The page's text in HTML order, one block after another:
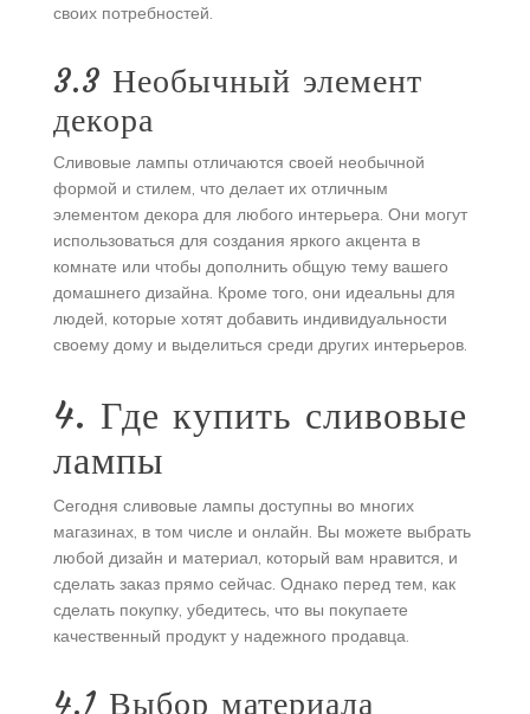
своих потребностей.
3.3 Необычный элемент
декора
Сливовые лампы отличаются своей необычной
формой и стилем, что делает их отличным
элементом декора для любого интерьера. Они могут
использоваться для создания яркого акцента в
комнате или чтобы дополнить общую тему вашего
домашнего дизайна. Кроме того, они идеальны для
людей, которые хотят добавить индивидуальности
своему дому и выделиться среди других интерьеров.
4. Где купить сливовые
лампы
Сегодня сливовые лампы доступны во многих
магазинах, в том числе и онлайн. Вы можете выбрать
любой дизайн и материал, который вам нравится, и
сделать заказ прямо сейчас. Однако перед тем, как
сделать покупку, убедитесь, что вы покупаете
качественный продукт у надежного продавца.
4.1 Выбор материала